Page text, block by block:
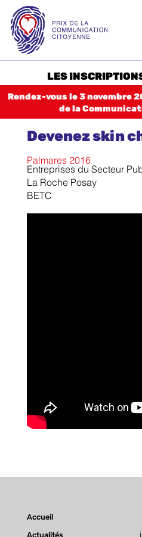
content
Prix de la
Communication
Citoyenne – PCC
Palmarès 2025
2024
2023
Histoire
LES
Rendez-vous le 3 novembre
de la
Devenez skin
Palmares 2016
Entreprises du Secteur
La Roche Posay
BETC
Accueil
Actualités